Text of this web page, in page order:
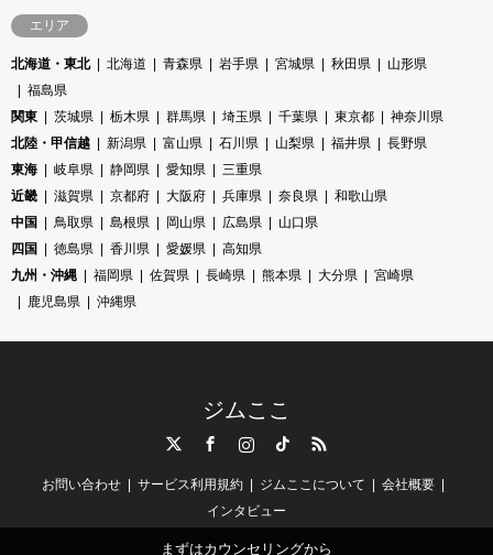
エリア
北海道・東北 北海道 青森県 岩手県 宮城県 秋田県
山形県
福島県
関東
茨城県 栃木県 群馬県 埼玉県 千葉県 東京都
神奈川県
北陸・甲信越
新潟県 富山県 石川県 山梨県 福井県
長野県
東海
岐阜県 静岡県 愛知県
三重県
近畿
滋賀県 京都府 大阪府 兵庫県 奈良県
和歌山県
中国
鳥取県 島根県 岡山県 広島県
山口県
四国
徳島県 香川県 愛媛県
高知県
九州・沖縄
福岡県 佐賀県 長崎県 熊本県 大分県
宮崎県
鹿児島県
沖縄県
ジムここ
TikTok RSS
お問い合わせ サービス利用規約 ジムここについて
会社概要
インタビュー
まずはカウンセリングから